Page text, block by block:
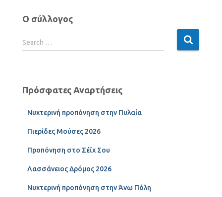
Ο σύλλογος
Search …
Πρόσφατες Αναρτήσεις
Νυχτερινή προπόνηση στην Πυλαία
Πιερίδες Μούσες 2026
Προπόνηση στο Σέϊχ Σου
Λασσάνειος Δρόμος 2026
Νυχτερινή προπόνηση στην Άνω Πόλη